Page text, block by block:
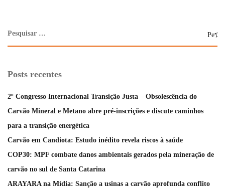
Posts recentes
2º Congresso Internacional Transição Justa – Obsolescência do
Carvão Mineral e Metano abre pré-inscrições e discute caminhos
para a transição energética
Carvão em Candiota: Estudo inédito revela riscos à saúde
COP30: MPF combate danos ambientais gerados pela mineração de
carvão no sul de Santa Catarina
ARAYARA na Mídia: Sanção a usinas a carvão aprofunda conflito